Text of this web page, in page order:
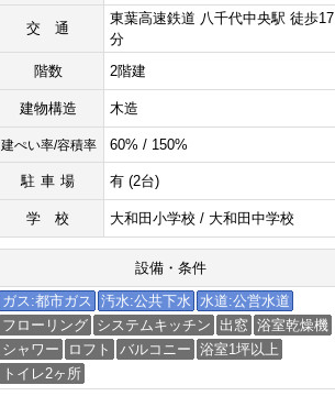
交通
東葉高速鉄道 八千代中央駅 徒歩17
分
階数
2階建
建物構造 木造
建ぺい率/容積率 60% / 150%
駐車場 有 (2台)
学校 大和田小学校 / 大和田中学校
設備・条件
ガス:都市ガス
汚水:公共下水 水道:公営水道
フローリング システムキッチン 出窓 浴室乾燥機
シャワー
ロフト バルコニー 浴室1坪以上
トイレ2ヶ所